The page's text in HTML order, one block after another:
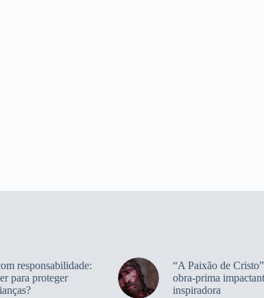
responsabilidade:
para proteger
“A Paixão de
obra-prima
inspiradora